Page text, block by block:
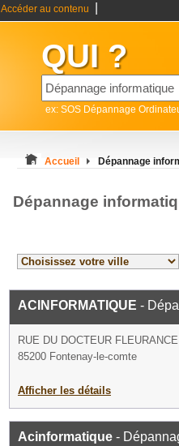
Accéder au contenu
QUI ?
ex: SOS Dépannage
Accueil Dépannage
Dépannage
ACINFORMATIQUE -
RUE DU DOCTEUR FLEURANCE
85200 Fontenay-le-comte
Afficher les détails
Acinformatique -